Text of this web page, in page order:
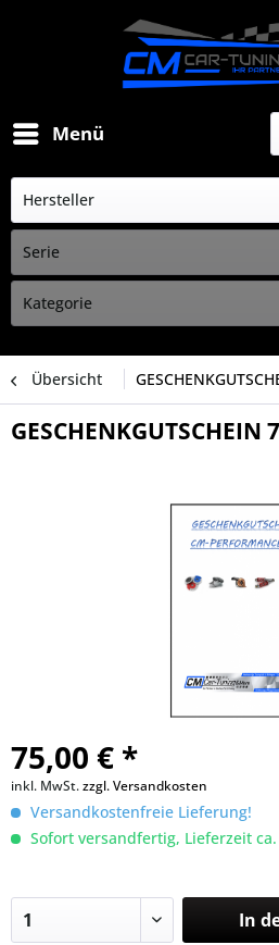
Menü
Übersicht
GESCHENKGUTSCHEIN
75,00 € *
inkl. MwSt.zzgl. Versandkosten
Versandkostenfreie Lieferung!
Sofort versandfertig, Lieferzeit
In